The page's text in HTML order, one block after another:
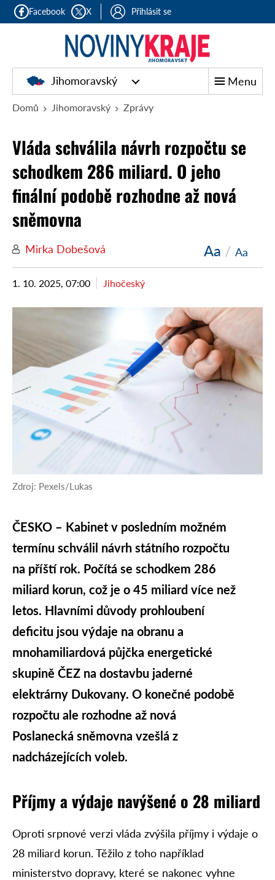
Facebook X Přihlásit se
Jihomoravský Menu
Domů Jihomoravský Zprávy
Vláda schválila návrh rozpočtu se
schodkem 286 miliard. O jeho
finální podobě rozhodne až nová
sněmovna
Mirka Dobešová Aa / Aa
1. 10. 2025, 07:00 Jihočeský
Zdroj: Pexels/Lukas
ČESKO – Kabinet v posledním možném
termínu schválil návrh státního rozpočtu
na příští rok. Počítá se schodkem 286
miliard korun, což je o 45 miliard více než
letos. Hlavními důvody prohloubení
deficitu jsou výdaje na obranu a
mnohamiliardová půjčka energetické
skupině ČEZ na dostavbu jaderné
elektrárny Dukovany. O konečné podobě
rozpočtu ale rozhodne až nová
Poslanecká sněmovna vzešlá z
nadcházejících voleb.
Příjmy a výdaje navýšené o 28 miliard
Oproti srpnové verzi vláda zvýšila příjmy i výdaje o
28 miliard korun. Těžilo z toho například
ministerstvo dopravy, které se nakonec vyhne